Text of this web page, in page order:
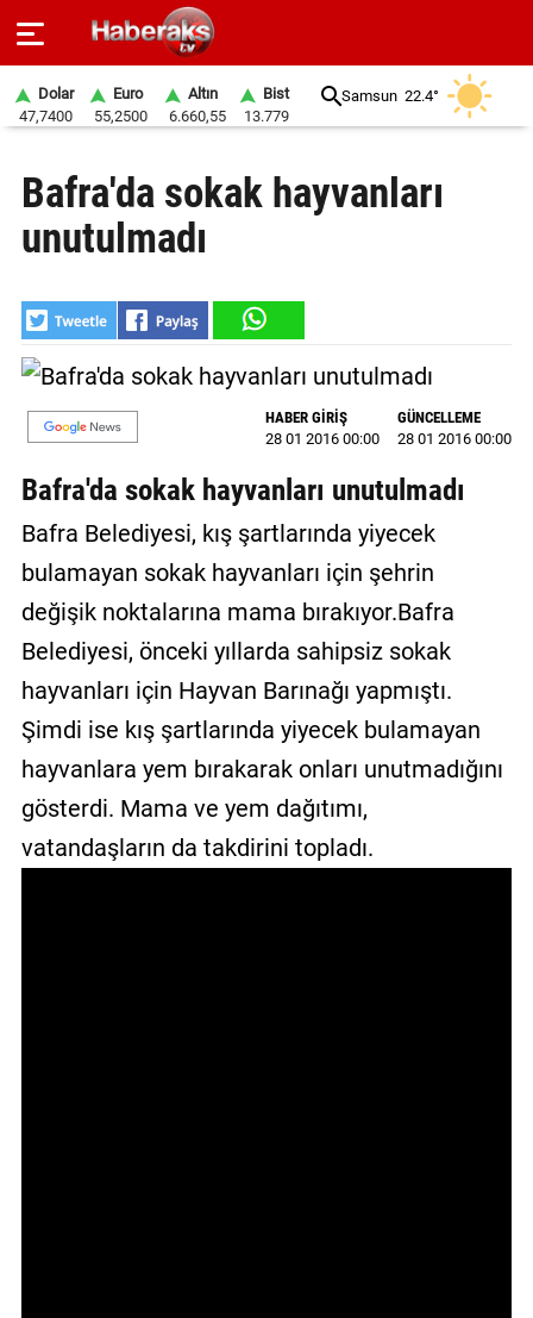
SPOR
YAŞAM
EKONOMİ
BELEDİYELER
SAĞLIK
GALERİ
VİDEO
YAZARLAR
BİZE
ULAŞIN
İletişim
Dolar
47,7400
Euro
55,2500
Altın
6.660,55
Bist
13.779
Samsun 22.4°
Bafra'da sokak hayvanları
unutulmadı
HABER GİRİŞ
28 01 2016 00:00
GÜNCELLEME
28 01 2016 00:00
Bafra'da sokak hayvanları unutulmadı
Bafra Belediyesi, kış şartlarında yiyecek
bulamayan sokak hayvanları için şehrin
değişik noktalarına mama bırakıyor.Bafra
Belediyesi, önceki yıllarda sahipsiz sokak
hayvanları için Hayvan Barınağı yapmıştı.
Şimdi ise kış şartlarında yiyecek bulamayan
hayvanlara yem bırakarak onları unutmadığını
gösterdi. Mama ve yem dağıtımı,
vatandaşların da takdirini topladı.